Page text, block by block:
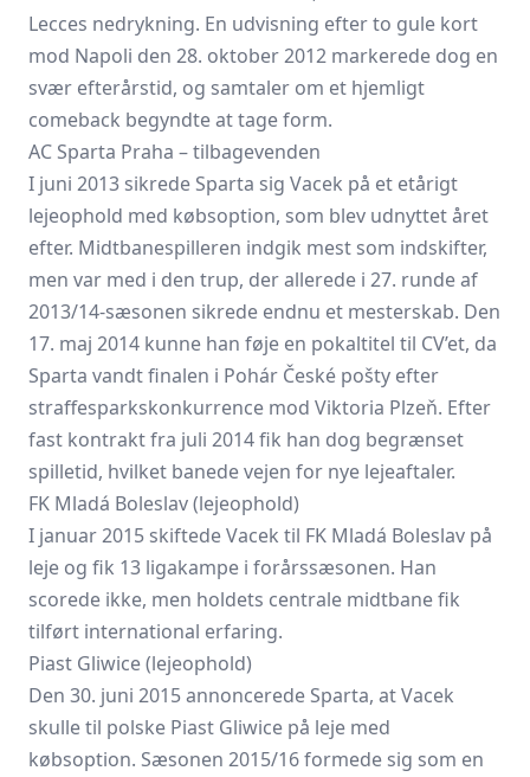
Lecces nedrykning. En udvisning efter to gule kort
mod Napoli den 28. oktober 2012 markerede dog en
svær efterårstid, og samtaler om et hjemligt
comeback begyndte at tage form.
AC Sparta Praha – tilbagevenden
I juni 2013 sikrede Sparta sig Vacek på et etårigt
lejeophold med købsoption, som blev udnyttet året
efter. Midtbanespilleren indgik mest som indskifter,
men var med i den trup, der allerede i 27. runde af
2013/14-sæsonen sikrede endnu et mesterskab. Den
17. maj 2014 kunne han føje en pokaltitel til CV’et, da
Sparta vandt finalen i Pohár České pošty efter
straffesparkskonkurrence mod Viktoria Plzeň. Efter
fast kontrakt fra juli 2014 fik han dog begrænset
spilletid, hvilket banede vejen for nye lejeaftaler.
FK Mladá Boleslav (lejeophold)
I januar 2015 skiftede Vacek til FK Mladá Boleslav på
leje og fik 13 ligakampe i forårssæsonen. Han
scorede ikke, men holdets centrale midtbane fik
tilført international erfaring.
Piast Gliwice (lejeophold)
Den 30. juni 2015 annoncerede Sparta, at Vacek
skulle til polske Piast Gliwice på leje med
købsoption. Sæsonen 2015/16 formede sig som en